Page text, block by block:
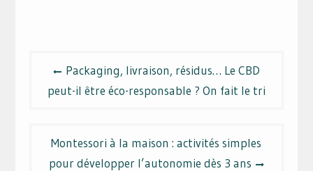
l’article
Packaging, livraison, résidus… Le CBD
peut-il être éco-responsable ? On fait le tri
Montessori à la maison : activités simples
pour développer l’autonomie dès 3 ans